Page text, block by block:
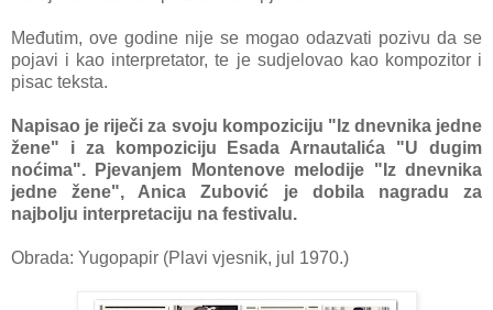
Međutim, ove godine nije se mogao odazvati pozivu da se
pojavi i kao interpretator, te je sudjelovao kao kompozitor i
pisac teksta.
Napisao je riječi za svoju kompoziciju "Iz dnevnika jedne
žene" i za kompoziciju Esada Arnautalića "U dugim
noćima". Pjevanjem Montenove melodije "Iz dnevnika
jedne žene", Anica Zubović je dobila nagradu za
najbolju interpretaciju na festivalu.
Obrada: Yugopapir (Plavi vjesnik, jul 1970.)